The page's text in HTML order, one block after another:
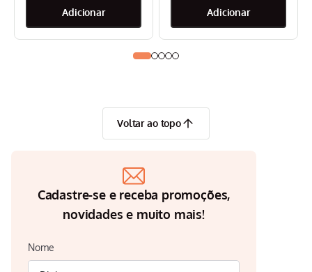
Voltar ao topo
Cadastre-se e receba promoções,
novidades e muito mais!
Nome